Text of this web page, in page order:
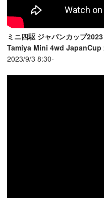
ミニ四駆 ジャパンカップ
Tamiya Mini 4wd JapanCup
2023/9/3 8:30-